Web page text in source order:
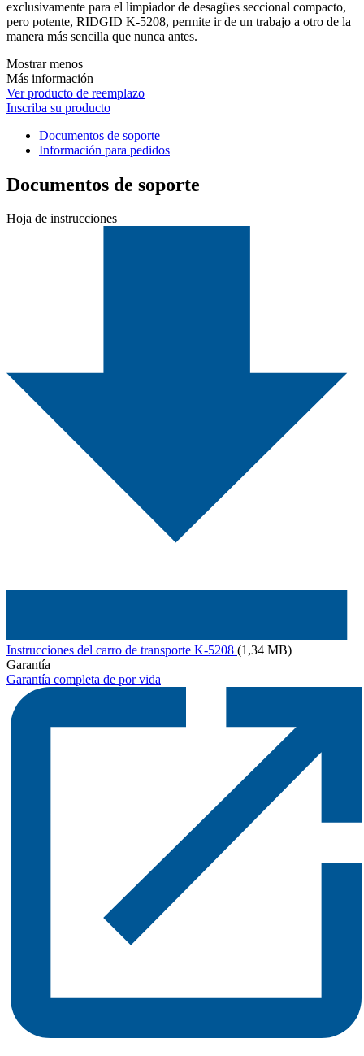
exclusivamente para el limpiador de desagües seccional compacto,
pero potente, RIDGID K-5208, permite ir de un trabajo a otro de la
manera más sencilla que nunca antes.
Mostrar menos
Más información
Ver producto de reemplazo
Inscriba su producto
Documentos de soporte
Información para pedidos
Documentos de soporte
Hoja de instrucciones
Instrucciones del carro de transporte K-5208 (1,34 MB)
Garantía
Garantía completa de por vida